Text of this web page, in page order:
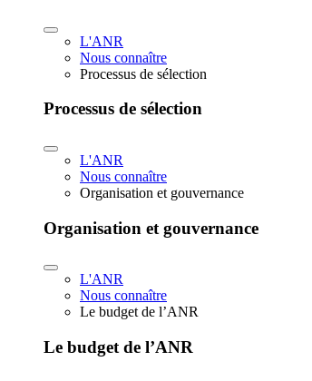
L'ANR
Nous connaître
Processus de sélection
Processus de sélection
L'ANR
Nous connaître
Organisation et gouvernance
Organisation et gouvernance
L'ANR
Nous connaître
Le budget de l’ANR
Le budget de l’ANR